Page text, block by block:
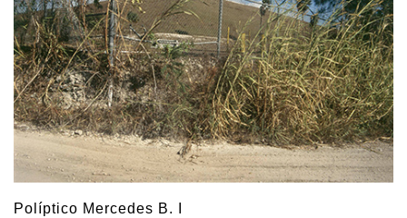
Políptico Mercedes B. I